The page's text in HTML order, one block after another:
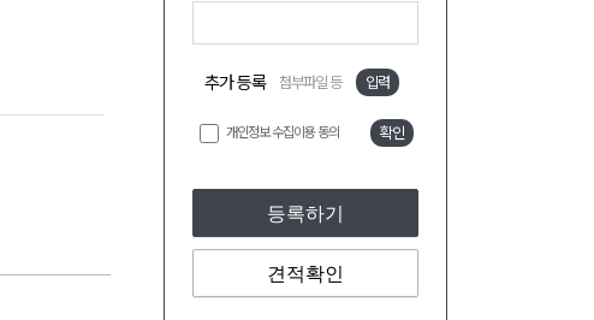
추가 등록 첨부파일 등 입력
개인정보 수집이용 동의 확인
등록하기
견적확인